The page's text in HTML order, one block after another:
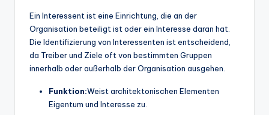
Ein Interessent ist eine Einrichtung, die an der
Organisation beteiligt ist oder ein Interesse daran hat.
Die Identifizierung von Interessenten ist entscheidend,
da Treiber und Ziele oft von bestimmten Gruppen
innerhalb oder außerhalb der Organisation ausgehen.
Funktion:Weist architektonischen Elementen
Eigentum und Interesse zu.